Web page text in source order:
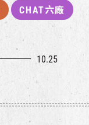
CHAT六廠
10.25